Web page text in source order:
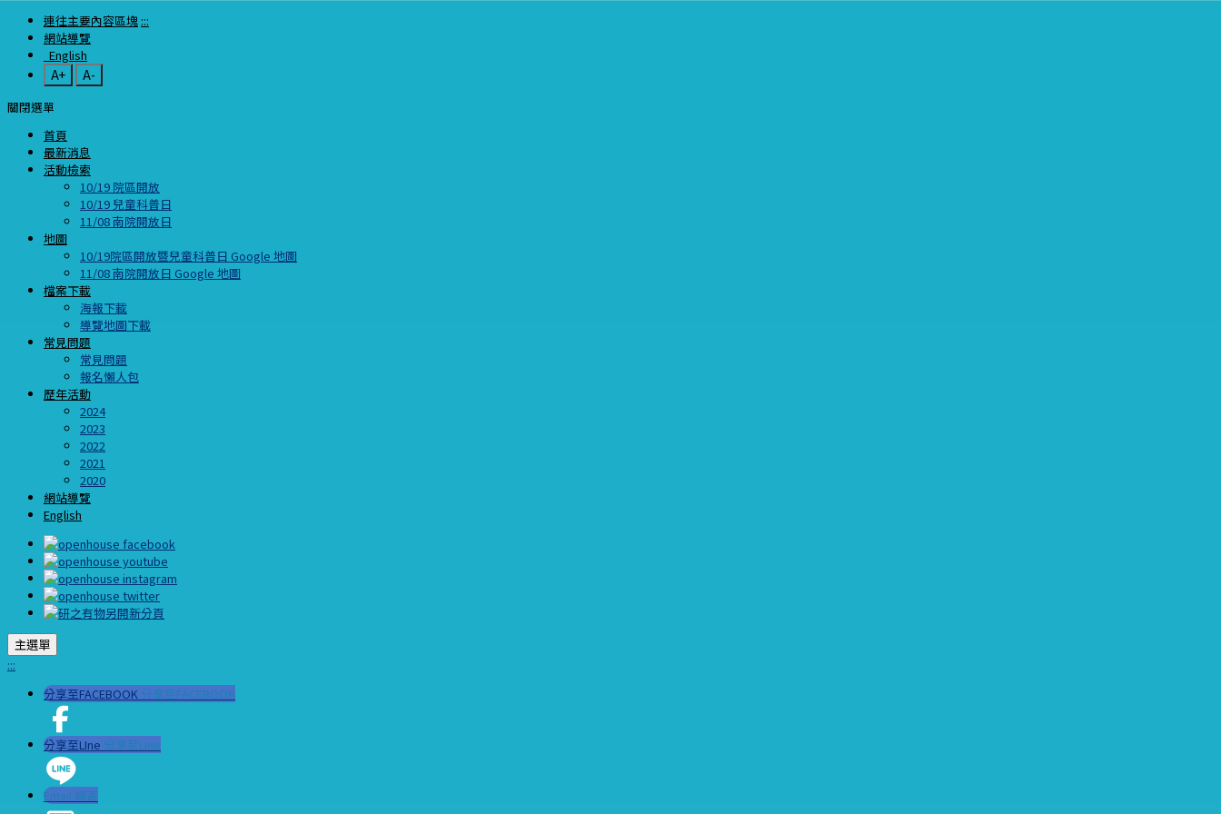
連往主要內容區塊 :::
網站導覽
English
A+
A-
關閉選單
首頁
最新消息
活動檢索
10/19 院區開放
10/19 兒童科普日
11/08 南院開放日
地圖
10/19院區開放暨兒童科普日 Google 地圖
11/08 南院開放日 Google 地圖
檔案下載
海報下載
導覽地圖下載
常見問題
常見問題
報名懶人包
歷年活動
2024
2023
2022
2021
2020
網站導覽
English
主選單
:::
分享至FACEBOOK 分享至FACEBOOK
分享至LIne 分享至LIne
Email 轉寄